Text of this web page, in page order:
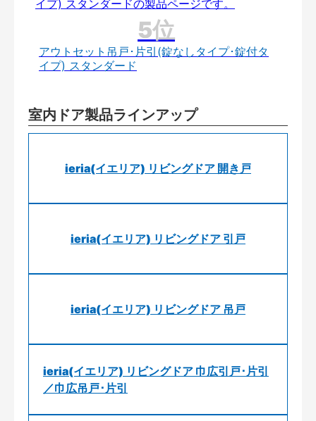
アウトセット吊戸･片引(錠なしタイプ･錠付タ
イプ) スタンダード
室内ドア製品ラインアップ
ieria(イエリア) リビングドア 開き戸
ieria(イエリア) リビングドア 引戸
ieria(イエリア) リビングドア 吊戸
ieria(イエリア) リビングドア 巾広引戸･片引
／巾広吊戸･片引